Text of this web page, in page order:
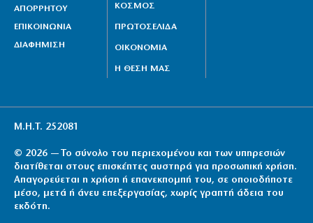
ΑΠΟΡΡΗΤΟΥ
ΕΠΙΚΟΙΝΩΝΙΑ
ΔΙΑΦΗΜΙΣΗ
ΚΟΣΜΟΣ
ΠΡΩΤΟΣΕΛΙΔΑ
ΟΙΚΟΝΟΜΙΑ
Η ΘΕΣΗ ΜΑΣ
Μ.Η.Τ. 252081
© 2026 — Το σύνολο του περιεχομένου και των υπηρεσιών
διατίθεται στους επισκέπτες αυστηρά για προσωπική χρήση.
Απαγορεύεται η χρήση ή επανεκπομπή του, σε οποιοδήποτε
μέσο, μετά ή άνευ επεξεργασίας, χωρίς γραπτή άδεια του
εκδότη.